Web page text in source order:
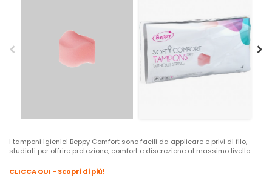
I tamponi igienici Beppy Comfort sono facili da applicare e privi di filo,
studiati per offrire protezione, comfort e discrezione al massimo livello.
CLICCA QUI - Scopri di più!